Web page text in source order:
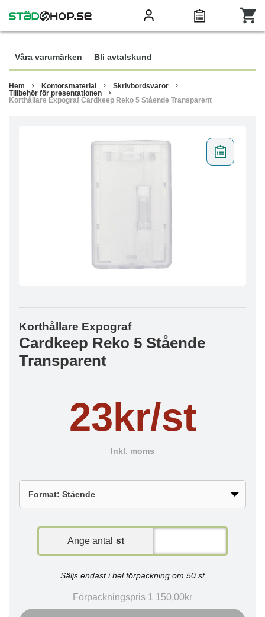
Våra varumärken Bli avtalskund
Hem Kontorsmaterial
Skrivbordsvaror
Tillbehör för presentationen
Korthållare Expograf Cardkeep Reko 5 Stående Transparent
Korthållare Expograf
Cardkeep Reko 5 Stående
Transparent
23kr/st
Inkl. moms
Ange antal st
Säljs endast i hel förpackning om 50 st
Förpackningspris 1 150,00kr